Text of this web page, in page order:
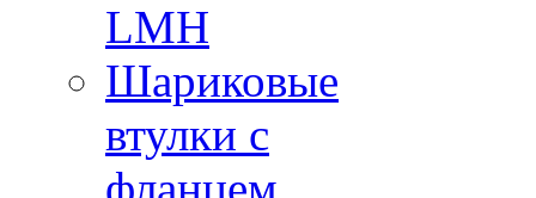
LMH
Шариковые
втулки с